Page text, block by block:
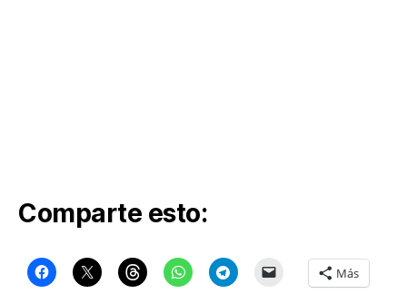
Comparte esto:
Más